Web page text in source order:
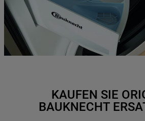
KAUFEN SIE
BAUKNECHT